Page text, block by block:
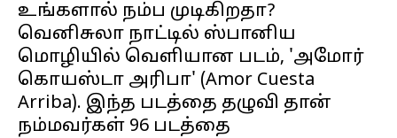
உங்களால் நம்ப முடிகிறதா?
வெனிசுலா நாட்டில் ஸ்பானிய
மொழியில் வெளியான படம், 'அமோர்
கொயஸ்டா அரிபா' (Amor Cuesta
Arriba). இந்த படத்தை தழுவி தான்
நம்மவர்கள் 96 படத்தை